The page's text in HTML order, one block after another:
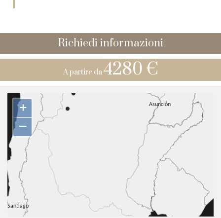
Richiedi informazioni
A partire da4280 €
+
–